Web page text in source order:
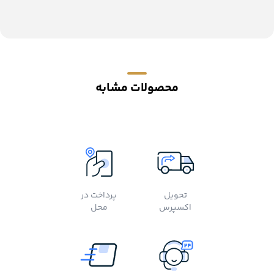
محصولات مشابه
تحویل
اکسپرس
پرداخت در
محل